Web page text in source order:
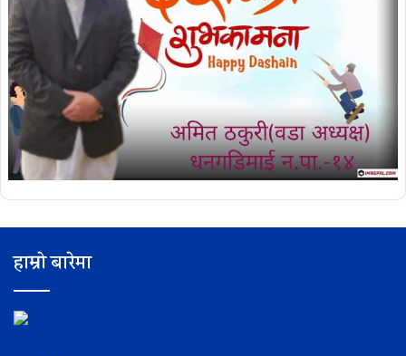
हाम्रो बारेमा